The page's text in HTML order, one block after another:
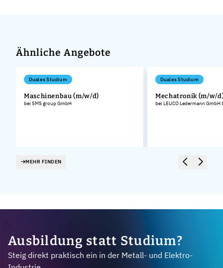
Ähnliche Angebote
Duales Studium
Maschinenbau (m/w/d)
bei SMS group GmbH
Duales Studium
Mechatronik (m/w/
bei LEUCO Ledermann GmbH
MEHR FINDEN
Ausbildung statt Studium?
Steig direkt praktisch ein in der Metall- und Elektro-